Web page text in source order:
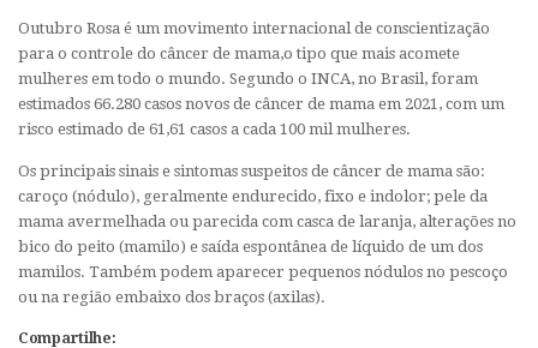
Outubro Rosa é um movimento internacional de conscientização
para o controle do câncer de mama,o tipo que mais acomete
mulheres em todo o mundo. Segundo o INCA, no Brasil, foram
estimados 66.280 casos novos de câncer de mama em 2021, com um
risco estimado de 61,61 casos a cada 100 mil mulheres.
Os principais sinais e sintomas suspeitos de câncer de mama são:
caroço (nódulo), geralmente endurecido, fixo e indolor; pele da
mama avermelhada ou parecida com casca de laranja, alterações no
bico do peito (mamilo) e saída espontânea de líquido de um dos
mamilos. Também podem aparecer pequenos nódulos no pescoço
ou na região embaixo dos braços (axilas).
Compartilhe: